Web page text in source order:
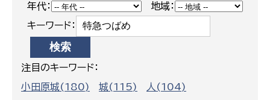
年代：
地域：
キーワード：
注目のキーワード：
小田原城(180)
城(115)
人(104)